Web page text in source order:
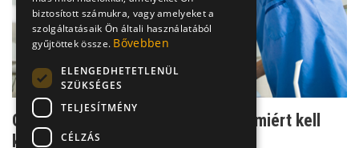
Gyulladásos góc beteg fog miatt - miért kell
kezelni?
biztosított számukra, vagy amelyeket a
szolgáltatásaik Ön általi használatából
gyűjtöttek össze. Bővebben
ELENGEDHETETLENÜL
SZÜKSÉGES
TELJESÍTMÉNY
CÉLZÁS